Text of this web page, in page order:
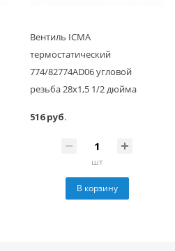
Вентиль ICMA
термостатический
774/82774AD06 угловой
резьба 28х1,5 1/2 дюйма
516 руб.
шт
В корзину